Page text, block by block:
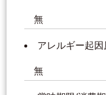
無
アレルギー起因
無